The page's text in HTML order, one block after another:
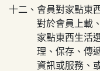
十二、會員對家點東
對於會員上載
家點東西生活
理、保存、傳
資訊或服務、